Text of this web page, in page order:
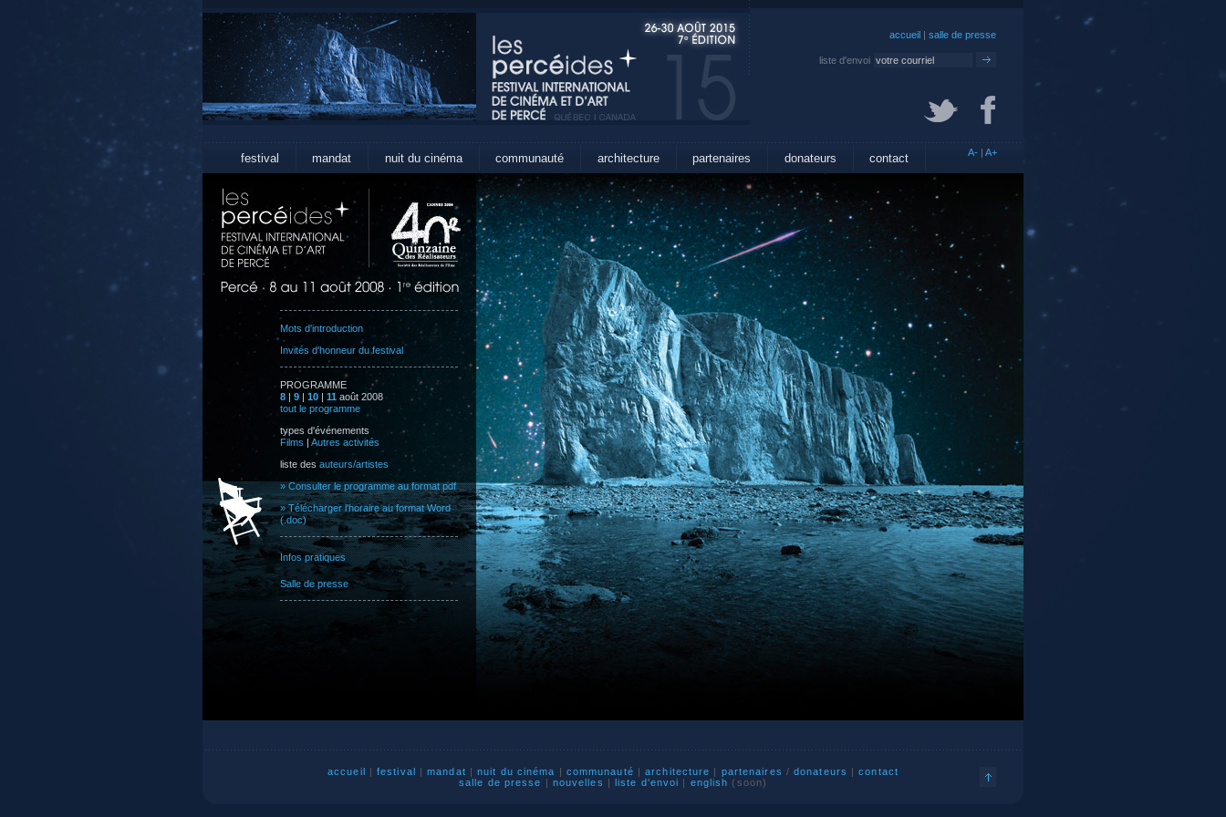
accueil | salle de presse
liste d'envoi
festival mandat nuit du cinéma communauté architecture partenaires donateurs contact A- | A+
Mots d'introduction
Invités d'honneur du festival
PROGRAMME
8 | 9 | 10 | 11 août 2008
tout le programme
types d'événements
Films | Autres activités
liste des auteurs/artistes
» Consulter le programme au format pdf
» Télécharger l'horaire au format Word
(.doc)
Infos pratiques
Salle de presse
accueil |festival |mandat |nuit du cinéma | communauté |architecture | partenaires /donateurs |contact
salle de presse | nouvelles | liste d'envoi | english (soon)